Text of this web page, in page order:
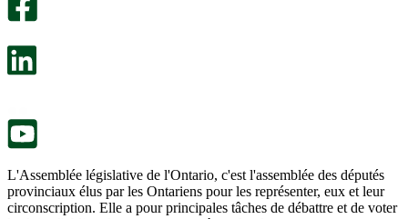
L'Assemblée législative de l'Ontario, c'est l'assemblée des députés
provinciaux élus par les Ontariens pour les représenter, eux et leur
circonscription. Elle a pour principales tâches de débattre et de voter